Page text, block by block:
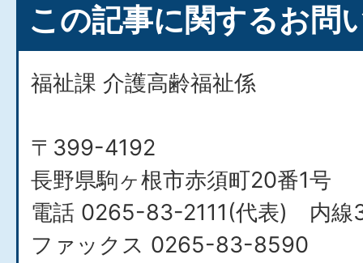
この記事に関するお問
福祉課 介護高齢福祉係
〒399-4192
長野県駒ヶ根市赤須町20番1号
電話 0265-83-2111(代表) 内線
ファックス 0265-83-8590